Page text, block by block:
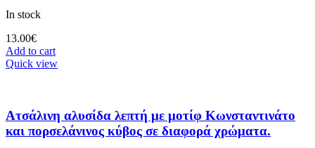
In stock
13.00€
Add to cart
Quick view
Ατσάλινη αλυσίδα λεπτή με μοτίφ Κωνσταντινάτο
και πορσελάνινος κύβος σε διαφορά χρώματα.